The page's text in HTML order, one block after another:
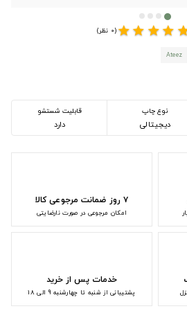
star
star
star
star(0 نظر)
Ateez
نوع چاپ
دیجیتالی
قابلیت شستشو
دارد
۷ روز ضمانت مرجوعی کالا
امکان مرجوعی در صورت نارضایتی
خدمات پس از خرید
پشتیبانی از شنبه تا چهارشنبه 9 الی 18